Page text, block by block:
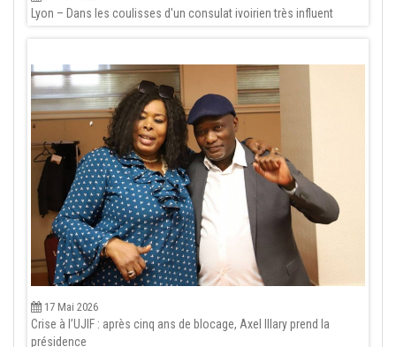
Lyon – Dans les coulisses d'un consulat ivoirien très influent
17 Mai 2026
Crise à l’UJIF : après cinq ans de blocage, Axel Illary prend la
présidence